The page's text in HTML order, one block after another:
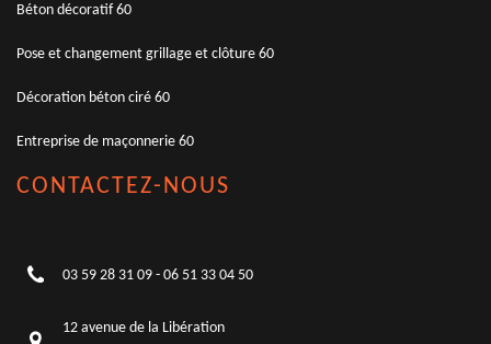
Béton décoratif 60
Pose et changement grillage et clôture 60
Décoration béton ciré 60
Entreprise de maçonnerie 60
CONTACTEZ-NOUS
03 59 28 31 09 - 06 51 33 04 50
12 avenue de la Libération